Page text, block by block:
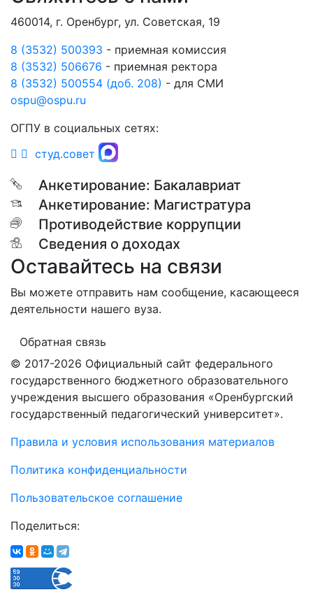
460014, г. Оренбург, ул. Советская, 19
8 (3532) 500393 - приемная комиссия
8 (3532) 506676 - приемная ректора
8 (3532) 500554 (доб. 208) - для СМИ
ospu@ospu.ru
ОГПУ в социальных сетях:
студ.совет
Анкетирование: Бакалавриат
Анкетирование: Магистратура
Противодействие коррупции
Сведения о доходах
Оставайтесь на связи
Вы можете отправить нам сообщение, касающееся
деятельности нашего вуза.
Обратная связь
© 2017-2026 Официальный сайт федерального
государственного бюджетного образовательного
учреждения высшего образования «Оренбургский
государственный педагогический университет».
Правила и условия использования материалов
Политика конфиденциальности
Пользовательское соглашение
Поделиться: